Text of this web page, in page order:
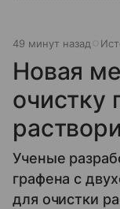
49 минут назад
Новая
Ученые
графена с
для очистки